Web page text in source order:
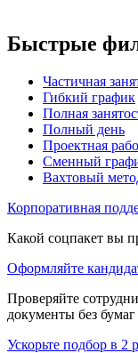
Быстрые
Частичная
Гибкий график
Полная
Полный день
Проектная
Сменный
Вахтовый
Корпоративная
Какой соцпакет вы
Оформляйте
Проверяйте
документы без
Ускорьте подбор в 2